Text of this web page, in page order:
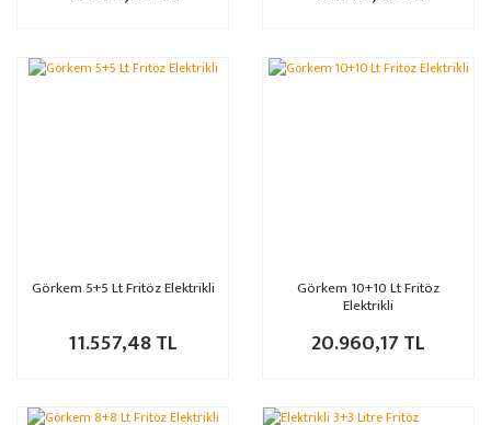
Görkem 5+5 Lt Fritöz Elektrikli
11.557,48 TL
Görkem 10+10 Lt Fritöz
Elektrikli
20.960,17 TL